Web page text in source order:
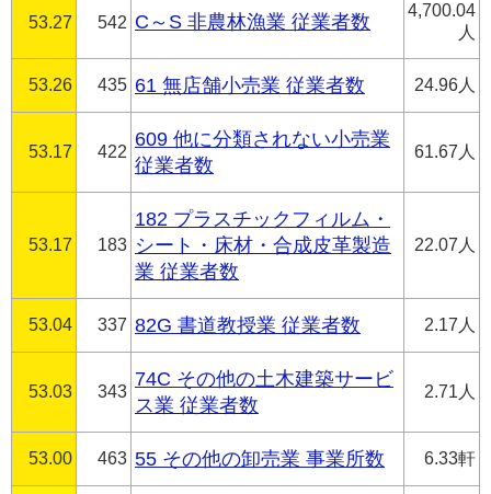
53.27 542 C～S 非農林漁業 従業者数
4,700.04
人
53.26 435 61 無店舗小売業 従業者数 24.96人
53.17 422
609 他に分類されない小売業
従業者数
61.67人
53.17 183
182 プラスチックフィルム・
シート・床材・合成皮革製造
業 従業者数
22.07人
53.04 337 82G 書道教授業 従業者数 2.17人
53.03 343
74C その他の土木建築サービ
ス業 従業者数
2.71人
53.00 463 55 その他の卸売業 事業所数 6.33軒